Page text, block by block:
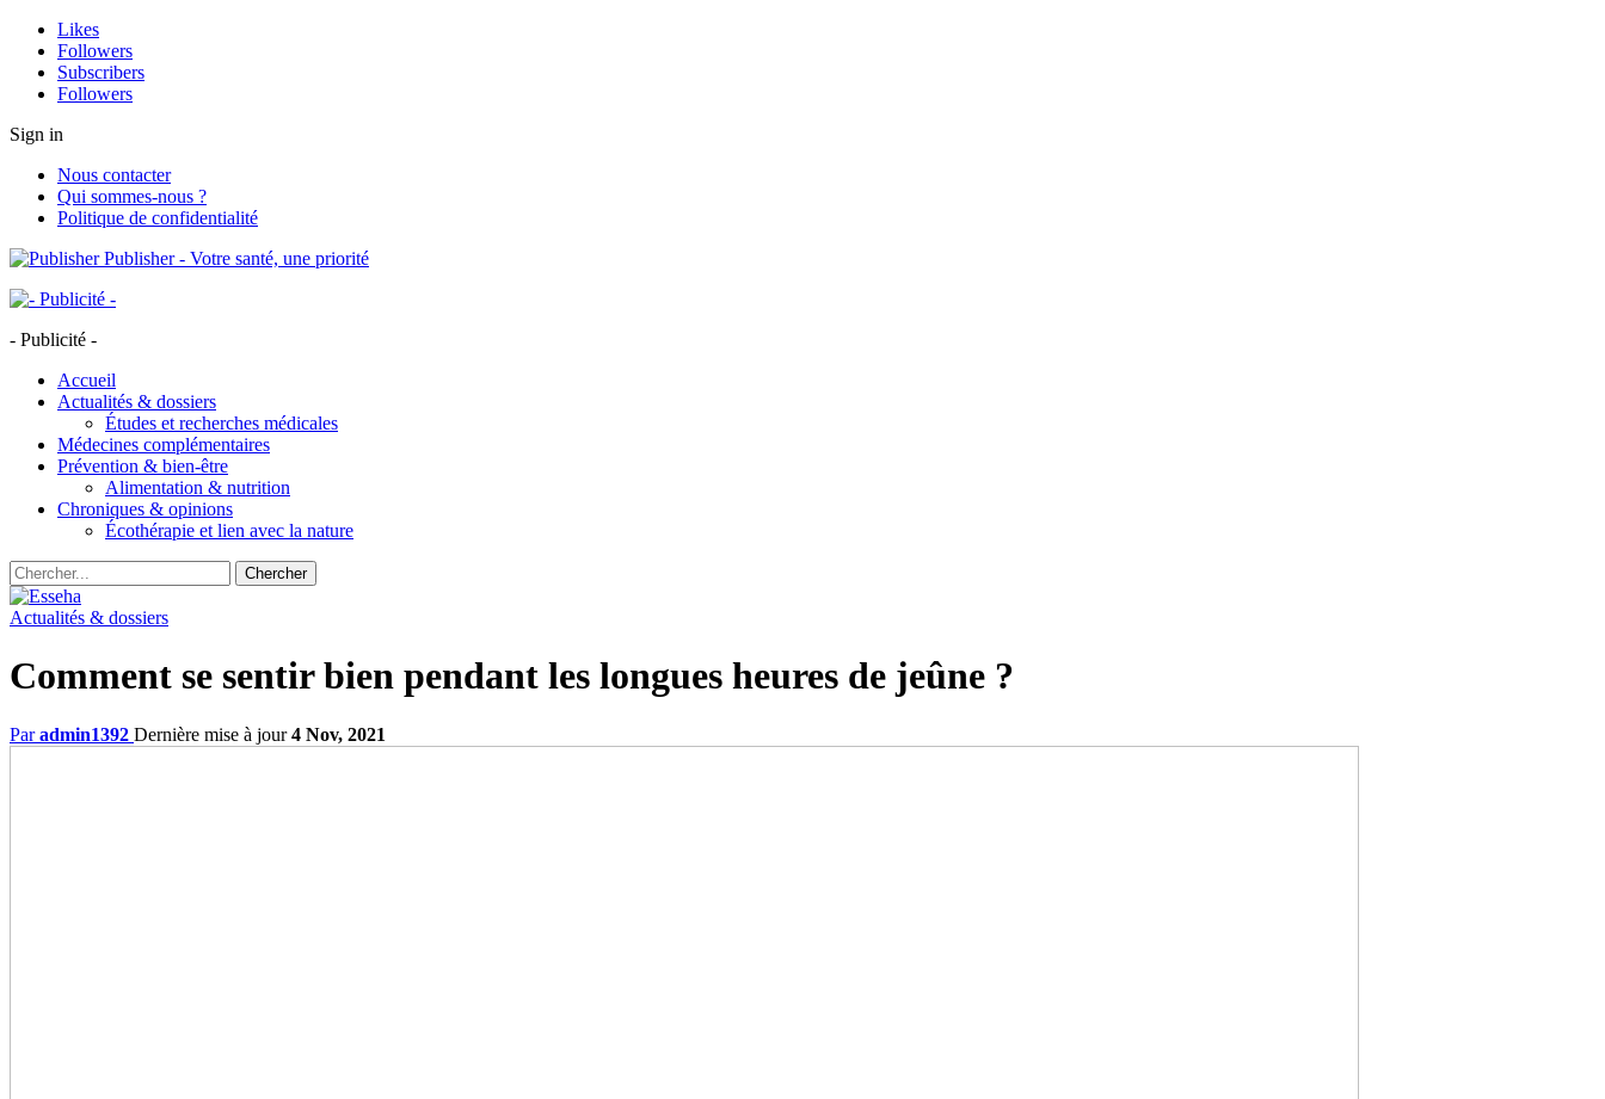
Likes
Followers
Subscribers
Followers
Sign in
Nous contacter
Qui sommes-nous ?
Politique de confidentialité
Publisher - Votre santé, une priorité
- Publicité -
Accueil
Actualités & dossiers
Études et recherches médicales
Médecines complémentaires
Prévention & bien-être
Alimentation & nutrition
Chroniques & opinions
Écothérapie et lien avec la nature
Actualités & dossiers
Comment se sentir bien pendant les longues heures de jeûne ?
Paradmin1392 Dernière mise à jour4 Nov, 2021